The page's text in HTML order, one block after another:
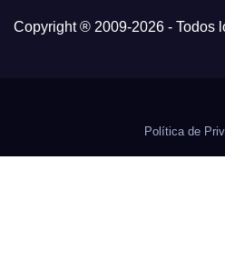
Copyright ® 2009-2026 - Todos
Política de